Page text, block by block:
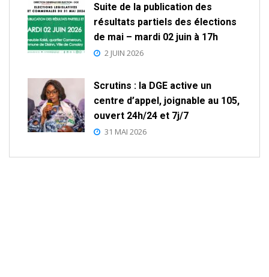
Suite de la publication des
résultats partiels des élections
de mai – mardi 02 juin à 17h
2 JUIN 2026
Scrutins : la DGE active un
centre d’appel, joignable au 105,
ouvert 24h/24 et 7j/7
31 MAI 2026